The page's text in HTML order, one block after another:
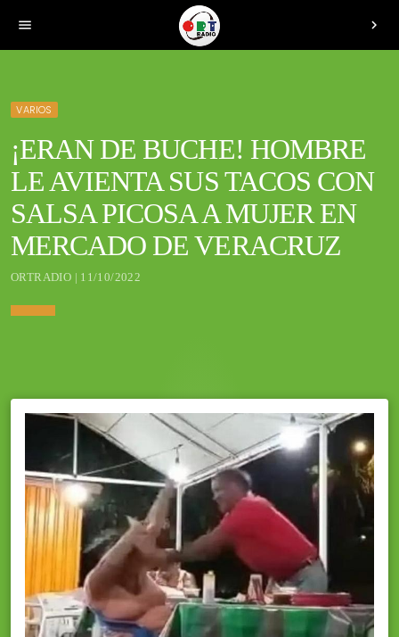
menu chevron_right
VARIOS
¡ERAN DE BUCHE! HOMBRE
LE AVIENTA SUS TACOS CON
SALSA PICOSA A MUJER EN
MERCADO DE VERACRUZ
ORTRADIO | 11/10/2022